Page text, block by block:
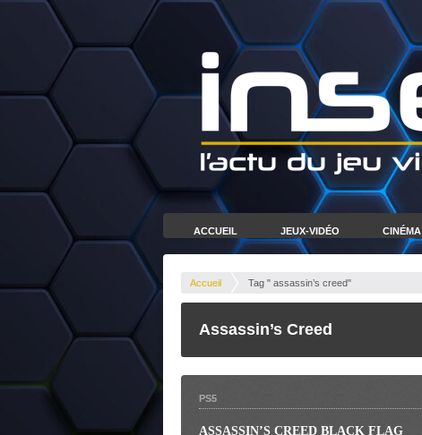
ACCUEIL JEUX-VIDÉO CINÉMA
Accueil Tag " assassin’s creed"
Assassin’s Creed
PS5
ASSASSIN’S CREED BLACK FLAG